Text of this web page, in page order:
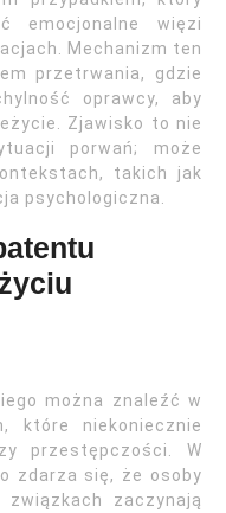
emocjonalne więzi
Mechanizm ten
przetrwania, gdzie
oprawcy, aby
Zjawisko to nie
porwań; może
takich jak
psychologiczna.
można znaleźć w
które niekoniecznie
przestępczości. W
zdarza się, że osoby
zaczynają